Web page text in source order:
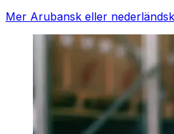
Mer Arubansk eller